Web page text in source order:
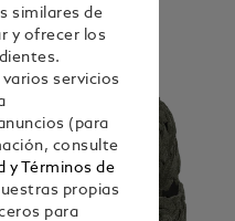
similares de
y ofrecer los
varios servicios
(para
consulte
y Términos de
propias
para